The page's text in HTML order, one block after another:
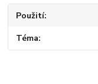
Použití
Téma